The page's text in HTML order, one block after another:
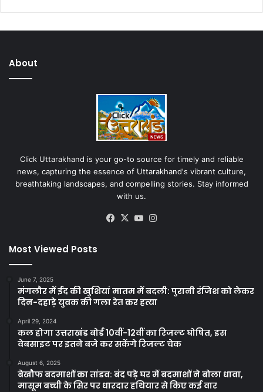
About
Click Uttarakhand is your go-to source for timely and reliable
news, capturing the essence of Uttarakhand's vibrant culture,
breathtaking landscapes, and compelling stories. Stay informed
with us.
Facebook
X YouTube
Most Viewed Posts
June 7, 2025
मंगलौर में ईद की खुशियां मातम में बदली: पुरानी रंजिश को लेकर
दिन-दहाड़े युवक की गला रेत कर हत्या
April 29, 2024
कल होगा उत्तराखंड बोर्ड 10वीं-12वीं का रिजल्ट घोषित, इस
वेबसाइट पर इतने बजे कर सकेंगे रिजल्ट चेक
August 6, 2025
बेखौफ बदमाशों का तांडव: बंद पड़े घर में बदमाशों ने बोला धावा,
मासूम बच्ची के सिर पर धारदार हथियार से किए कई वार